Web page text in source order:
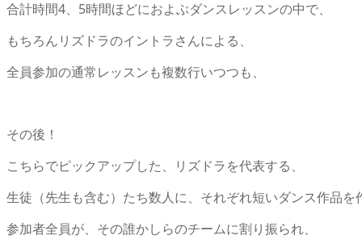
合計時間4、5時間ほどにおよぶダンスレッスンの中で、
もちろんリズドラのイントラさんによる、
全員参加の通常レッスンも複数行いつつも、
その後！
こちらでピックアップした、リズドラを代表する、
生徒（先生も含む）たち数人に、それぞれ短いダンス作品を
参加者全員が、その誰かしらのチームに割り振られ、